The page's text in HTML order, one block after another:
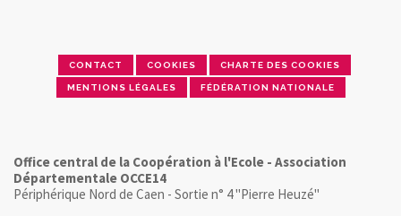
CONTACT COOKIES CHARTE DES COOKIES
MENTIONS LÉGALES FÉDÉRATION NATIONALE
Office central de la Coopération à l'Ecole - Association
Départementale OCCE14
Périphérique Nord de Caen - Sortie n° 4 "Pierre Heuzé"